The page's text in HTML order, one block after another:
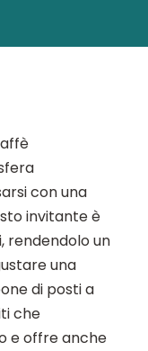
con una
invitante è
rendendolo un
una
di posti a
che
e offre anche